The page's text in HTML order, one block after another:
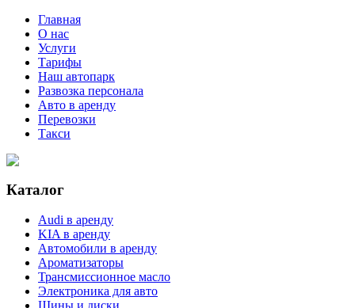
Главная
О нас
Услуги
Тарифы
Наш автопарк
Развозка персонала
Авто в аренду
Перевозки
Такси
Каталог
Audi в аренду
KIA в аренду
Автомобили в аренду
Ароматизаторы
Трансмиссионное масло
Электроника для авто